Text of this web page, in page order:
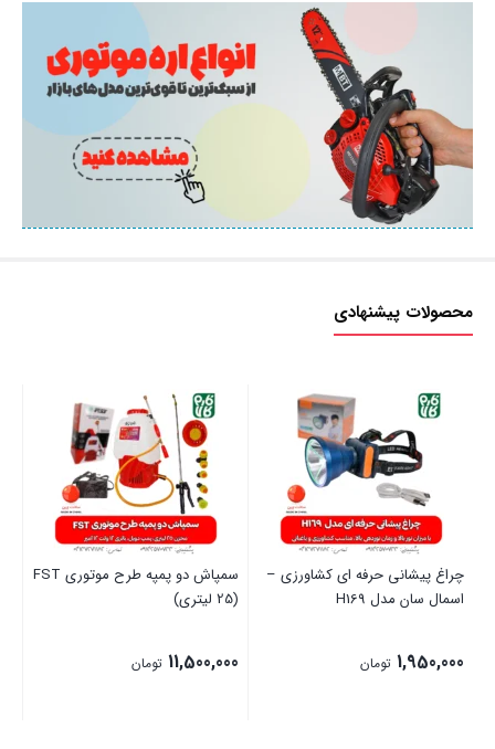
محصولات پیشنهادی
چراغ پیشانی حرفه ای کشاورزی –
اسمال سان مدل H169
1,950,000 تومان
سمپاش دو پمپه طرح موتوری FST
(25 لیتری)
11,500,000 تومان